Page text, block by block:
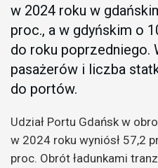
w 2024 roku w
proc., a w gdyńskim o
do roku poprzedniego.
pasażerów i liczba
do portów.
Udział Portu Gdańsk w
w 2024 roku wyniósł 57,2
proc. Obrót ładunkami